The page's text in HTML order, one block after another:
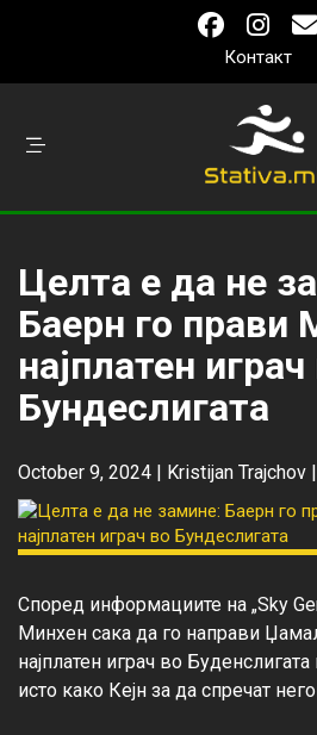
Контакт
Целта е да не
Баерн го прави
најплатен играч
Бундеслигата
October 9, 2024 | Kristijan Trajchov |
Според информациите на „Sky
Минхен сака да го направи
најплатен играч во
исто како Кејн за да спречат